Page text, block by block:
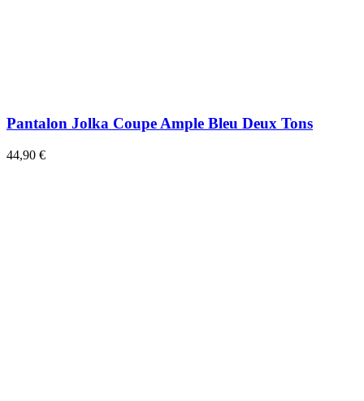
Pantalon Jolka Coupe Ample Bleu Deux Tons
44,90 €